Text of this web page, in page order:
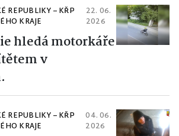
REPUBLIKY – KŘP
KRAJE
22. 06.
2026
hledá motorkáře
v
REPUBLIKY – KŘP
KRAJE
04. 06.
2026